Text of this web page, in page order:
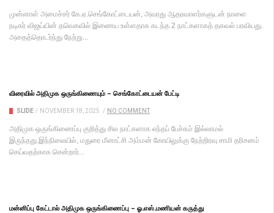
முன்னாள் அமைச்சர் கே.ஏ.செங்கோட்டையன், அவரது ஆதரவாளர்களுடன் நாளை
நடிகர் விஜய்யின் தவெகவில் இணைய உள்ளதாக கடந்த 2 நாட்களாகத் தகவல் பரவியது.
அதைத்தொடர்ந்து நேற்று...
விரைவில் அதிமுக ஒருங்கிணையும் – செங்கோட்டையன் பேட்டி
SLIDE / NOVEMBER 18, 2025 / NO COMMENT
அதிமுக ஒருங்கிணைப்பு குறித்து சில நாட்களாக எந்தப் பேச்சும் இல்லாமல்
இருந்தது.இந்நிலையில், மதுரை மீனாட்சி அம்மன் கோயிலுக்கு நேற்றிரவு சாமி தரிசனம்
செய்வதற்காக சென்றார்...
மன்னிப்பு கேட்டால் அதிமுக ஒருங்கிணைப்பு – ஓ.எஸ்.மணியன் கருத்து